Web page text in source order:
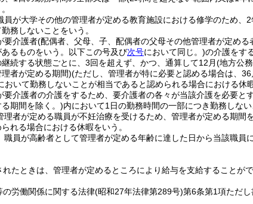
が大学その他の管理者が定める教育施設における修学のため、
務しないことをいう。
介護者(配偶者、父母、子、配偶者の父母その他管理者が定め
るものをいう。以下この号及び次号において同じ。)の介護をす
続する状態ごとに、3回を超えず、かつ、通算して12月(地方公
者が定める期間)(ただし、管理者が特に必要と認める場合は、
おいて勤務しないことが相当であると認められる場合における休
介護者の介護をするため、要介護者の各々が当該介護を必要と
期間を除く。)内において1日の勤務時間の一部につき勤務しな
者が定める職員が不妊治療を受けるため、管理者が定める期間
れる場合における休暇をいう。
員が高齢者として管理者が定める年齢に達した日から当該職員
たときは、管理者が定めるところにより給与を支給することがで
の労働関係に関する法律(昭和27年法律第289号)第6条第1項ただ